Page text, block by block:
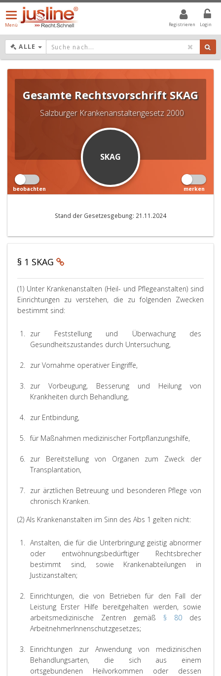
Registrieren Login
Menü
öffnen/schließen
Menü
ALLE DROPDOWN: GEWÄHLTER WERT IST ALLE
Gesamte RechtsvorschriftSKAG
Salzburger Krankenanstaltengesetz 2000
SKAG
beobachten merken
Stand der Gesetzesgebung: 21.11.2024
§ 1 SKAG
(1) Unter Krankenanstalten (Heil- und Pflegeanstalten) sind
Einrichtungen zu verstehen, die zu folgenden Zwecken
bestimmt sind:
1. zur Feststellung und Überwachung des
Gesundheitszustandes durch Untersuchung,
2. zur Vornahme operativer Eingriffe,
3. zur Vorbeugung, Besserung und Heilung von
Krankheiten durch Behandlung,
4. zur Entbindung,
5. für Maßnahmen medizinischer Fortpflanzungshilfe,
6. zur Bereitstellung von Organen zum Zweck der
Transplantation,
7. zur ärztlichen Betreuung und besonderen Pflege von
chronisch Kranken.
(2) Als Krankenanstalten im Sinn des Abs 1 gelten nicht:
1. Anstalten, die für die Unterbringung geistig abnormer
oder entwöhnungsbedürftiger Rechtsbrecher
bestimmt sind, sowie Krankenabteilungen in
Justizanstalten;
2. Einrichtungen, die von Betrieben für den Fall der
Leistung Erster Hilfe bereitgehalten werden, sowie
arbeitsmedizinische Zentren gemäß § 80 des
ArbeitnehmerInnenschutzgesetzes;
3. Einrichtungen zur Anwendung von medizinischen
Behandlungsarten, die sich aus einem
ortsgebundenen Heilvorkommen oder dessen